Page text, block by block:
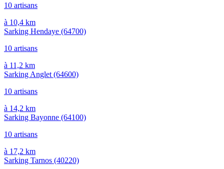
10 artisans
à 10,4 km
Sarking Hendaye (64700)
10 artisans
à 11,2 km
Sarking Anglet (64600)
10 artisans
à 14,2 km
Sarking Bayonne (64100)
10 artisans
à 17,2 km
Sarking Tarnos (40220)